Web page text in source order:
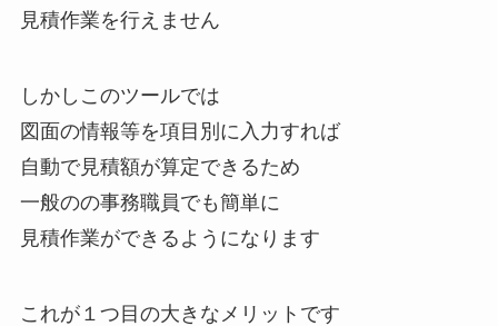
見積作業を行えません
しかしこのツールでは
図面の情報等を項目別に入力すれば
自動で見積額が算定できるため
一般のの事務職員でも簡単に
見積作業ができるようになります
これが１つ目の大きなメリットです